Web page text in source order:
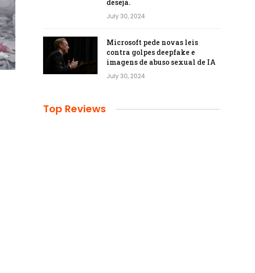
deseja.
July 30, 2024
Microsoft pede novas leis
contra golpes deepfake e
imagens de abuso sexual de IA
July 30, 2024
Top Reviews